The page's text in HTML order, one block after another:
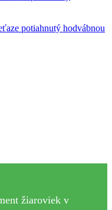
potiahnutý hodvábnou
žiaroviek v